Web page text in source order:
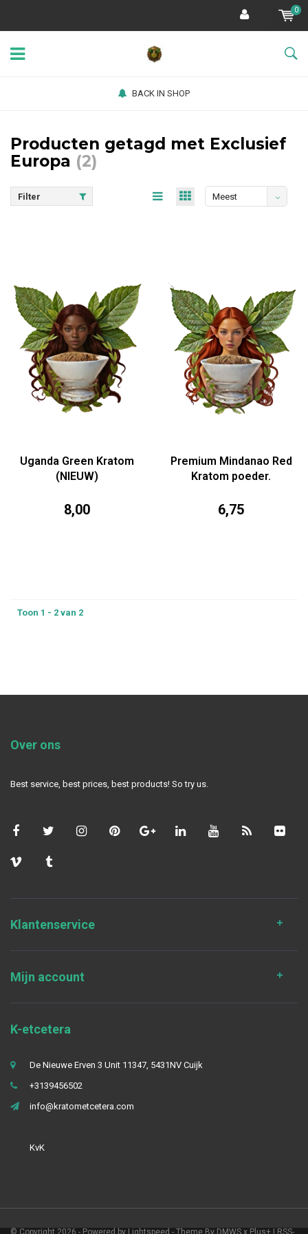
0
BACK IN SHOP
Producten getagd met Exclusief
Europa (2)
Filter
Meest
Uganda Green Kratom
(NIEUW)
8,00
Premium Mindanao Red
Kratom poeder.
6,75
Toon 1 - 2 van 2
Over ons
Best service, best prices, best products! So try us.
Klantenservice
Mijn account
K-etcetera
De Nieuwe Erven 3 Unit 11347, 5431NV Cuijk
+3139456502
info@kratometcetera.com
KvK
© Copyright 2026 - Powered by Lightspeed - Theme By DMWS x Plus+ RSS-